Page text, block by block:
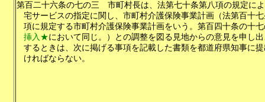
第百二十六条の七の三
市町村長は、法第七十条第八項の規定に
宅サービスの指定に関し、市町村介護保険事業計画（法第百十
項に規定する市町村介護保険事業計画をいう。第百四十条の十
挿入★において同じ。）との調整を図る見地からの意見を申し
するときは、次に掲げる事項を記載した書類を都道府県知事に
ければならない。